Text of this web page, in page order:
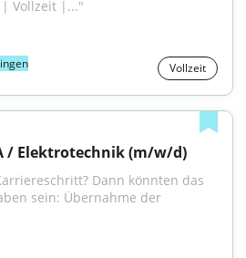
| Vollzeit |..."
Vollzeit
/ Elektrotechnik (m/w/d)
Dann könnten das